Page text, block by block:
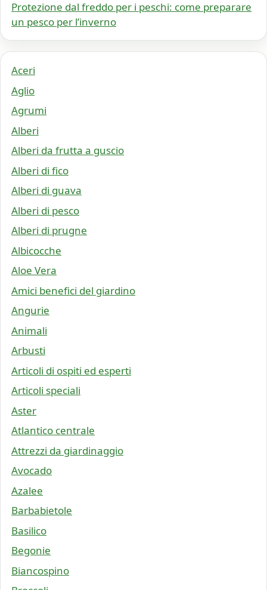
Protezione dal freddo per i peschi: come preparare
un pesco per l’inverno
Aceri
Aglio
Agrumi
Alberi
Alberi da frutta a guscio
Alberi di fico
Alberi di guava
Alberi di pesco
Alberi di prugne
Albicocche
Aloe Vera
Amici benefici del giardino
Angurie
Animali
Arbusti
Articoli di ospiti ed esperti
Articoli speciali
Aster
Atlantico centrale
Attrezzi da giardinaggio
Avocado
Azalee
Barbabietole
Basilico
Begonie
Biancospino